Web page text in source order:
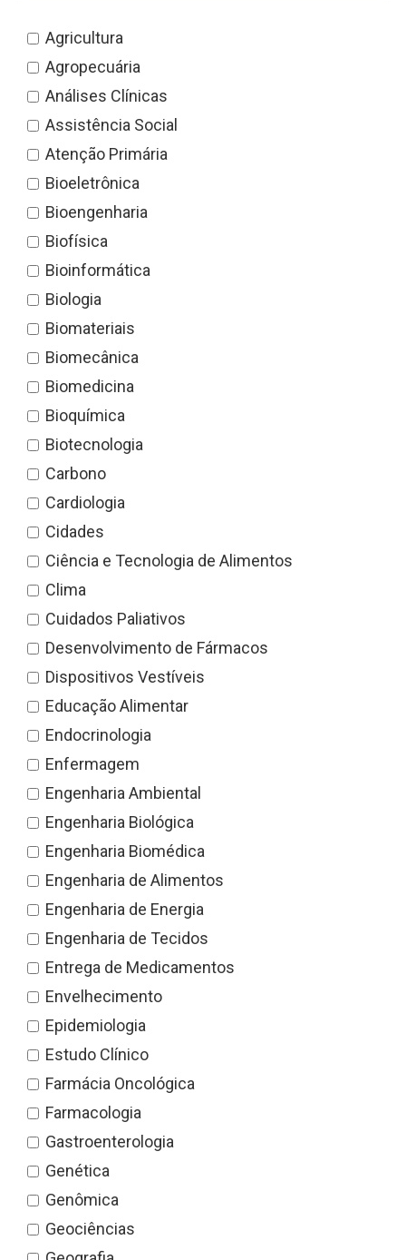
Agricultura
Agropecuária
Análises Clínicas
Assistência Social
Atenção Primária
Bioeletrônica
Bioengenharia
Biofísica
Bioinformática
Biologia
Biomateriais
Biomecânica
Biomedicina
Bioquímica
Biotecnologia
Carbono
Cardiologia
Cidades
Ciência e Tecnologia de Alimentos
Clima
Cuidados Paliativos
Desenvolvimento de Fármacos
Dispositivos Vestíveis
Educação Alimentar
Endocrinologia
Enfermagem
Engenharia Ambiental
Engenharia Biológica
Engenharia Biomédica
Engenharia de Alimentos
Engenharia de Energia
Engenharia de Tecidos
Entrega de Medicamentos
Envelhecimento
Epidemiologia
Estudo Clínico
Farmácia Oncológica
Farmacologia
Gastroenterologia
Genética
Genômica
Geociências